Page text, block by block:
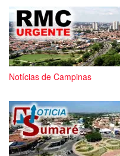
Notícias de Campinas